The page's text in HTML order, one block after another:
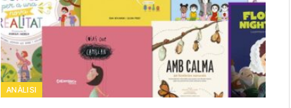
ANÀLISI